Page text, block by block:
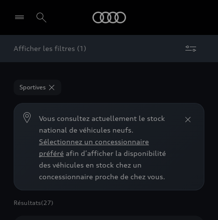
Afficher les filtres (1)
Sportives
Vous consultez actuellement le stock
national de véhicules neufs.
Sélectionnez un concessionnaire
préféré afin d’afficher la disponibilité
des véhicules en stock chez un
concessionnaire proche de chez vous.
Résultats(27)